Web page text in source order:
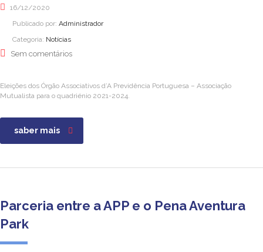
16/12/2020
Publicado por: Administrador
Categoria: Notícias
Sem comentários
Eleições dos Órgão Associativos d’A Previdência Portuguesa – Associação
Mutualista para o quadriénio 2021-2024.
saber mais
Parceria entre a APP e o Pena Aventura
Park